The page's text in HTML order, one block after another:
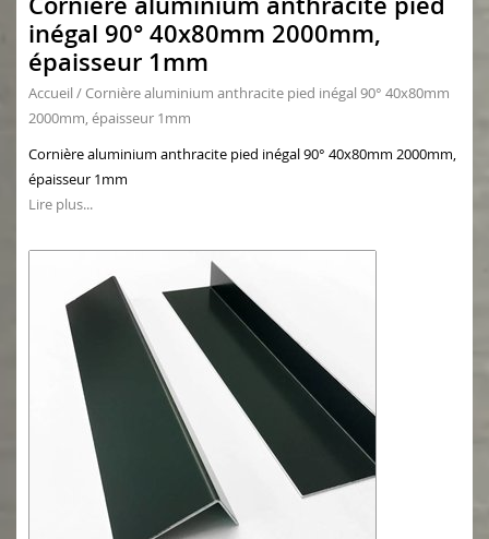
inégal 90° 40x80mm 2000mm,
épaisseur 1mm
Accueil / Cornière aluminium anthracite pied inégal 90° 40x80mm
2000mm, épaisseur 1mm
Cornière aluminium anthracite pied inégal 90° 40x80mm 2000mm,
épaisseur 1mm
Lire plus...